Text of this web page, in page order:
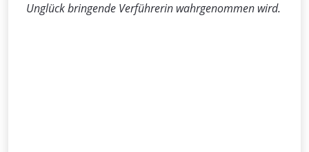
Unglück bringende Verführerin wahrgenommen wird.